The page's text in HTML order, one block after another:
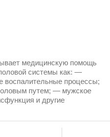
медицинскую помощь
системы как: —
воспалительные процессы;
путем; — мужское
и другие